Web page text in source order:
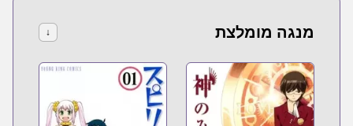
מנגה מומלצת ↓